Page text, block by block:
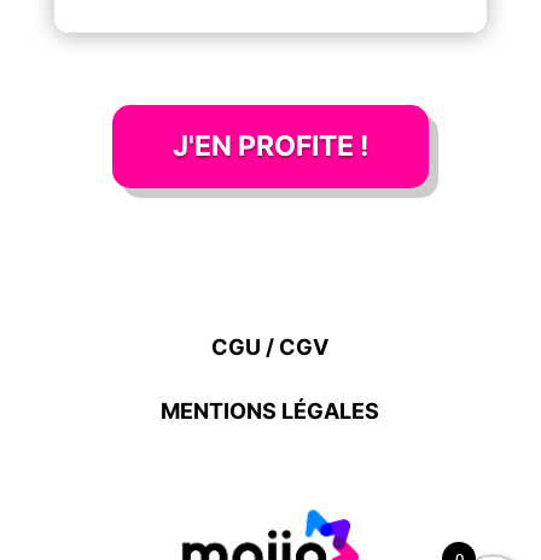
J'EN PROFITE !
CGU / CGV
MENTIONS LÉGALES